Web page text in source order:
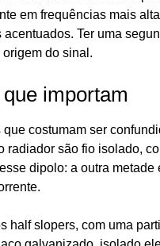
em frequências mais
Ter uma
do sinal.
importam
costumam ser
são fio isolado,
dipolo: a outra
half slopers, com uma